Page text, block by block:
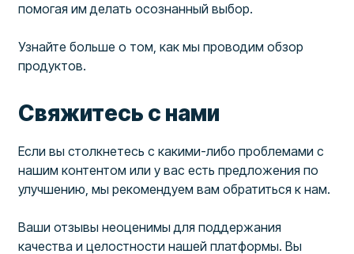
помогая им делать осознанный выбор.
Узнайте больше о том, как мы проводим обзор
продуктов.
Свяжитесь с нами
Если вы столкнетесь с какими-либо проблемами с
нашим контентом или у вас есть предложения по
улучшению, мы рекомендуем вам обратиться к нам.
Ваши отзывы неоценимы для поддержания
качества и целостности нашей платформы. Вы